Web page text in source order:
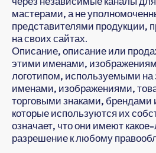
мастерами, а не
представителями продукции,
на своих сайтах.
Описание, описание или
этими именами,
логотипом, используемыми на
именами, изображениями,
торговыми знаками, брендами
которые используются их
означает, что они имеют
разрешение к любому